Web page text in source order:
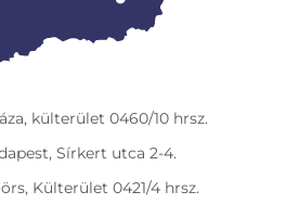
külterület 0460/10 hrsz.
Sírkert utca 2-4.
Külterület 0421/4 hrsz.